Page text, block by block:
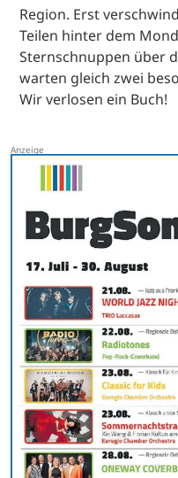
Region. Erst
Teilen hinter dem
Sternschnuppen über
warten gleich zwei
Wir verlosen ein Buch!